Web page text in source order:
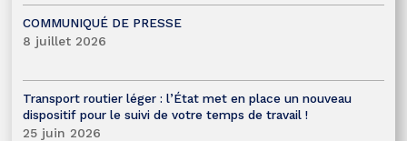
COMMUNIQUÉ DE PRESSE
8 juillet 2026
Transport routier léger : l’État met en place un nouveau
dispositif pour le suivi de votre temps de travail !
25 juin 2026